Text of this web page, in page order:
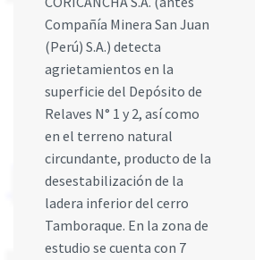
Compañía Minera San Juan
(Perú) S.A.) detecta
agrietamientos en la
superficie del Depósito de
Relaves N° 1 y 2, así como
en el terreno natural
circundante, producto de la
desestabilización de la
ladera inferior del cerro
Tamboraque. En la zona de
estudio se cuenta con 7